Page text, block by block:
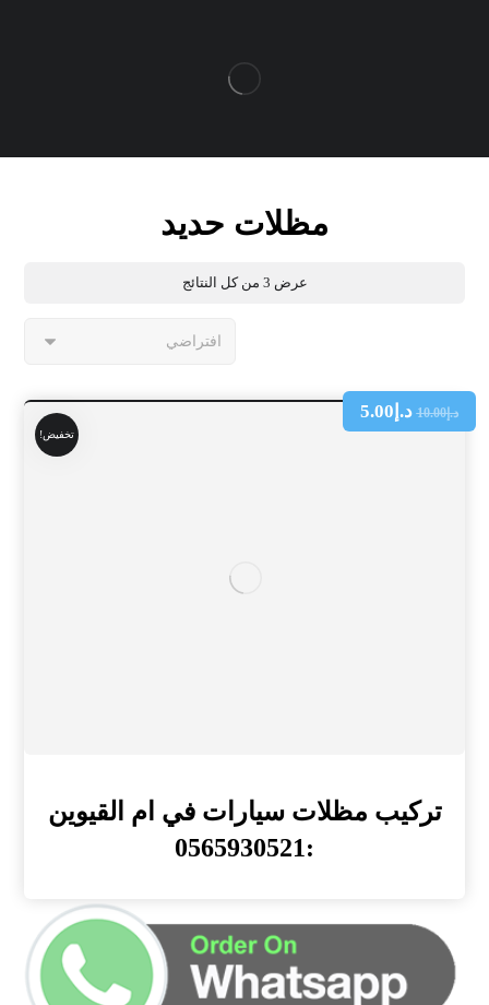
مظلات حديد
عرض ⁦3⁩ من كل النتائج
تخفيض!
تركيب مظلات سيارات في ام القيوين
:0565930521
د.إ10.00 د.إ 5.00